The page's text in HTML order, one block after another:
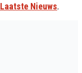
Nieuws.